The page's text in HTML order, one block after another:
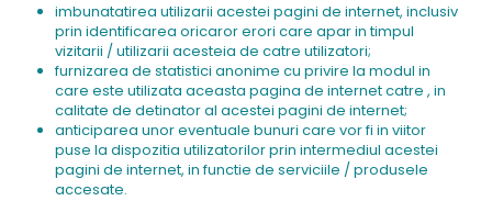
imbunatatirea utilizarii acestei pagini de internet, inclusiv
prin identificarea oricaror erori care apar in timpul
vizitarii / utilizarii acesteia de catre utilizatori;
furnizarea de statistici anonime cu privire la modul in
care este utilizata aceasta pagina de internet catre , in
calitate de detinator al acestei pagini de internet;
anticiparea unor eventuale bunuri care vor fi in viitor
puse la dispozitia utilizatorilor prin intermediul acestei
pagini de internet, in functie de serviciile / produsele
accesate.